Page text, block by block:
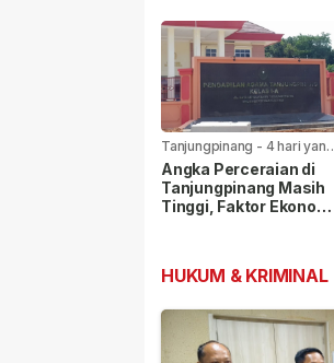
Korban Laka Laut
Tanjungpinang - 4 hari yang
lalu
Angka Perceraian di
Tanjungpinang Masih
Tinggi, Faktor Ekonomi
HUKUM & KRIMINAL